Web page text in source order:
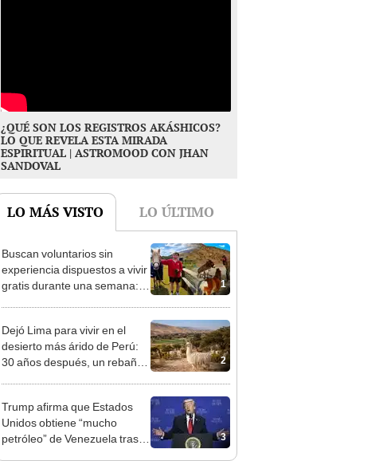
¿QUÉ SON LOS REGISTROS AKÁSHICOS?
LO QUE REVELA ESTA MIRADA
ESPIRITUAL | ASTROMOOD CON JHAN
SANDOVAL
LO MÁS VISTO LO ÚLTIMO
1
Buscan voluntarios sin
experiencia dispuestos a vivir
gratis durante una semana:
un refugio por 2 horas
2
Dejó Lima para vivir en el
desierto más árido de Perú:
30 años después, un rebaño
3
Trump afirma que Estados
Unidos obtiene “mucho
petróleo” de Venezuela tras la